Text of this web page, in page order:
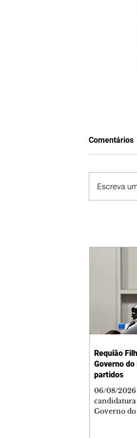
Comentários
Escreva
Requião
Governo
partidos
06/08/2026
Governo